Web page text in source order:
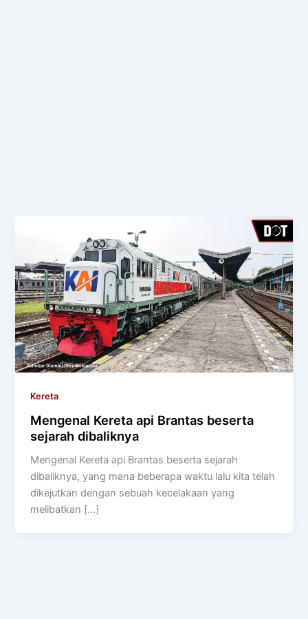
Kereta
Mengenal Kereta api Brantas beserta
sejarah dibaliknya
Mengenal Kereta api Brantas beserta sejarah
dibaliknya, yang mana beberapa waktu lalu kita telah
dikejutkan dengan sebuah kecelakaan yang
melibatkan […]